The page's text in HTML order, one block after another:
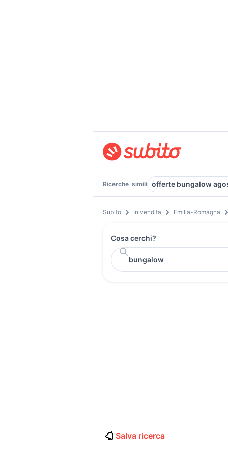
Ricerche simili offerte bungalow
Subito In vendita Emilia-Romagna
Cosa cerchi?
Salva ricerca